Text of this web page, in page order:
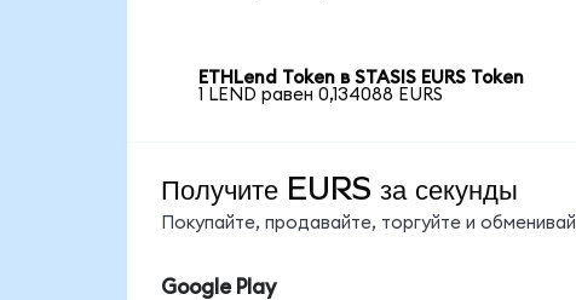
ETHLend Token в STASIS EURS Token
1 LEND равен 0,134088 EURS
Получите EURS за секунды
Покупайте, продавайте, торгуйте и
Google Play